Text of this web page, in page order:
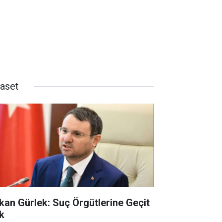
Gürlek: Suç Örgütlerine Geçit